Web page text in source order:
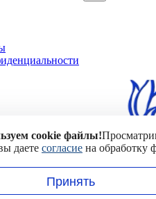
cookie файлы!
даете согласие на обработку
Принять